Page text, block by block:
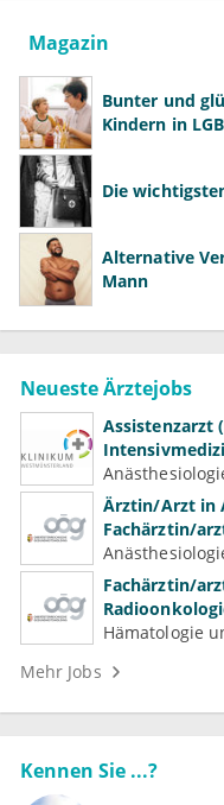
Magazin
Bunter und
Kindern in
Die
Alternative
Mann
Neueste Ärztejobs
Assistenzarzt
Ärztin/Arzt in
Fachärztin/
(Kardiologie,
Fachärztin/
Hämatologie
Mehr Jobs
Kennen Sie ...?